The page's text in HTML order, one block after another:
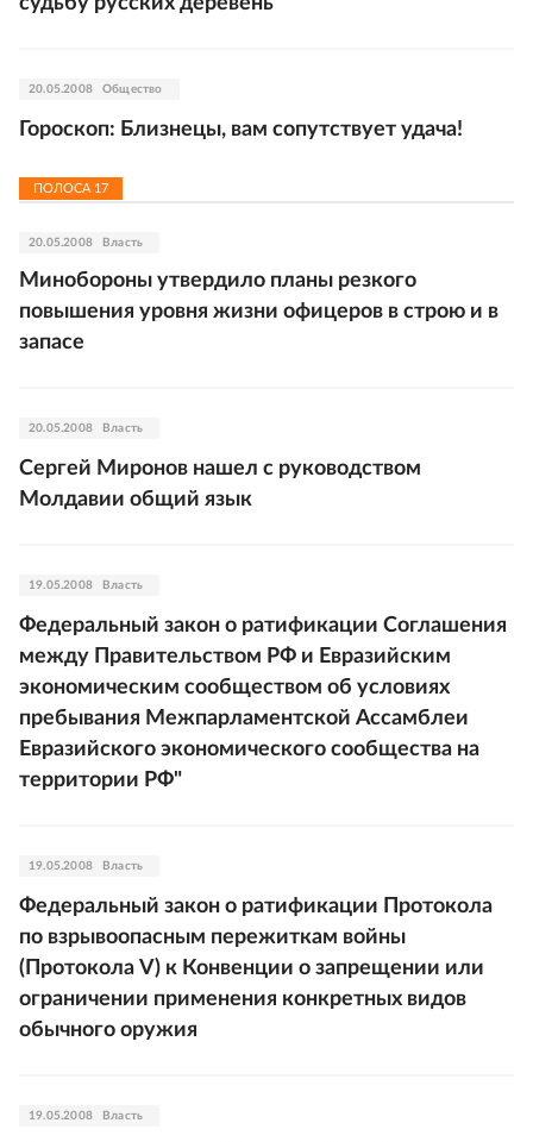
20.05.2008 Общество
Гороскоп: Близнецы, вам сопутствует удача!
ПОЛОСА 17
20.05.2008 Власть
Минобороны утвердило планы резкого
повышения уровня жизни офицеров в строю и в
запасе
20.05.2008 Власть
Сергей Миронов нашел с руководством
Молдавии общий язык
19.05.2008 Власть
Федеральный закон о ратификации Соглашения
между Правительством РФ и Евразийским
экономическим сообществом об условиях
пребывания Межпарламентской Ассамблеи
Евразийского экономического сообщества на
территории РФ"
19.05.2008 Власть
Федеральный закон о ратификации Протокола
по взрывоопасным пережиткам войны
(Протокола V) к Конвенции о запрещении или
ограничении применения конкретных видов
обычного оружия
19.05.2008 Власть